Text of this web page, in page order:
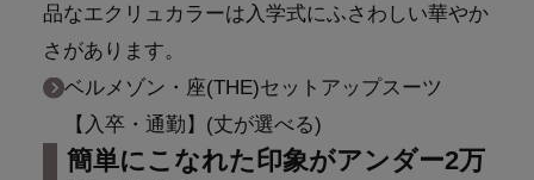
品なエクリュカラーは入学式にふさわしい華やか
さがあります。
ベルメゾン・座(THE)セットアップスーツ
【入卒・通勤】(丈が選べる)
簡単にこなれた印象がアンダー2万